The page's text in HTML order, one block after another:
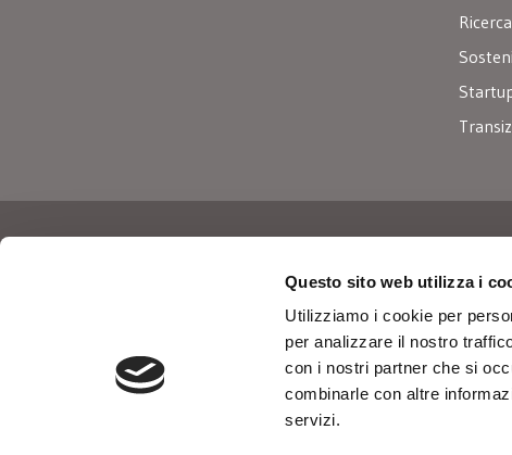
Questo sito web utilizza i
Utilizziamo i cookie per
per analizzare il nostro
con i nostri partner che si
combinarle con altre
servizi.
Dopo aver preso visione della presente
informativa sulla privacy, acconsento al
trattamento dei dati personali comunicati.